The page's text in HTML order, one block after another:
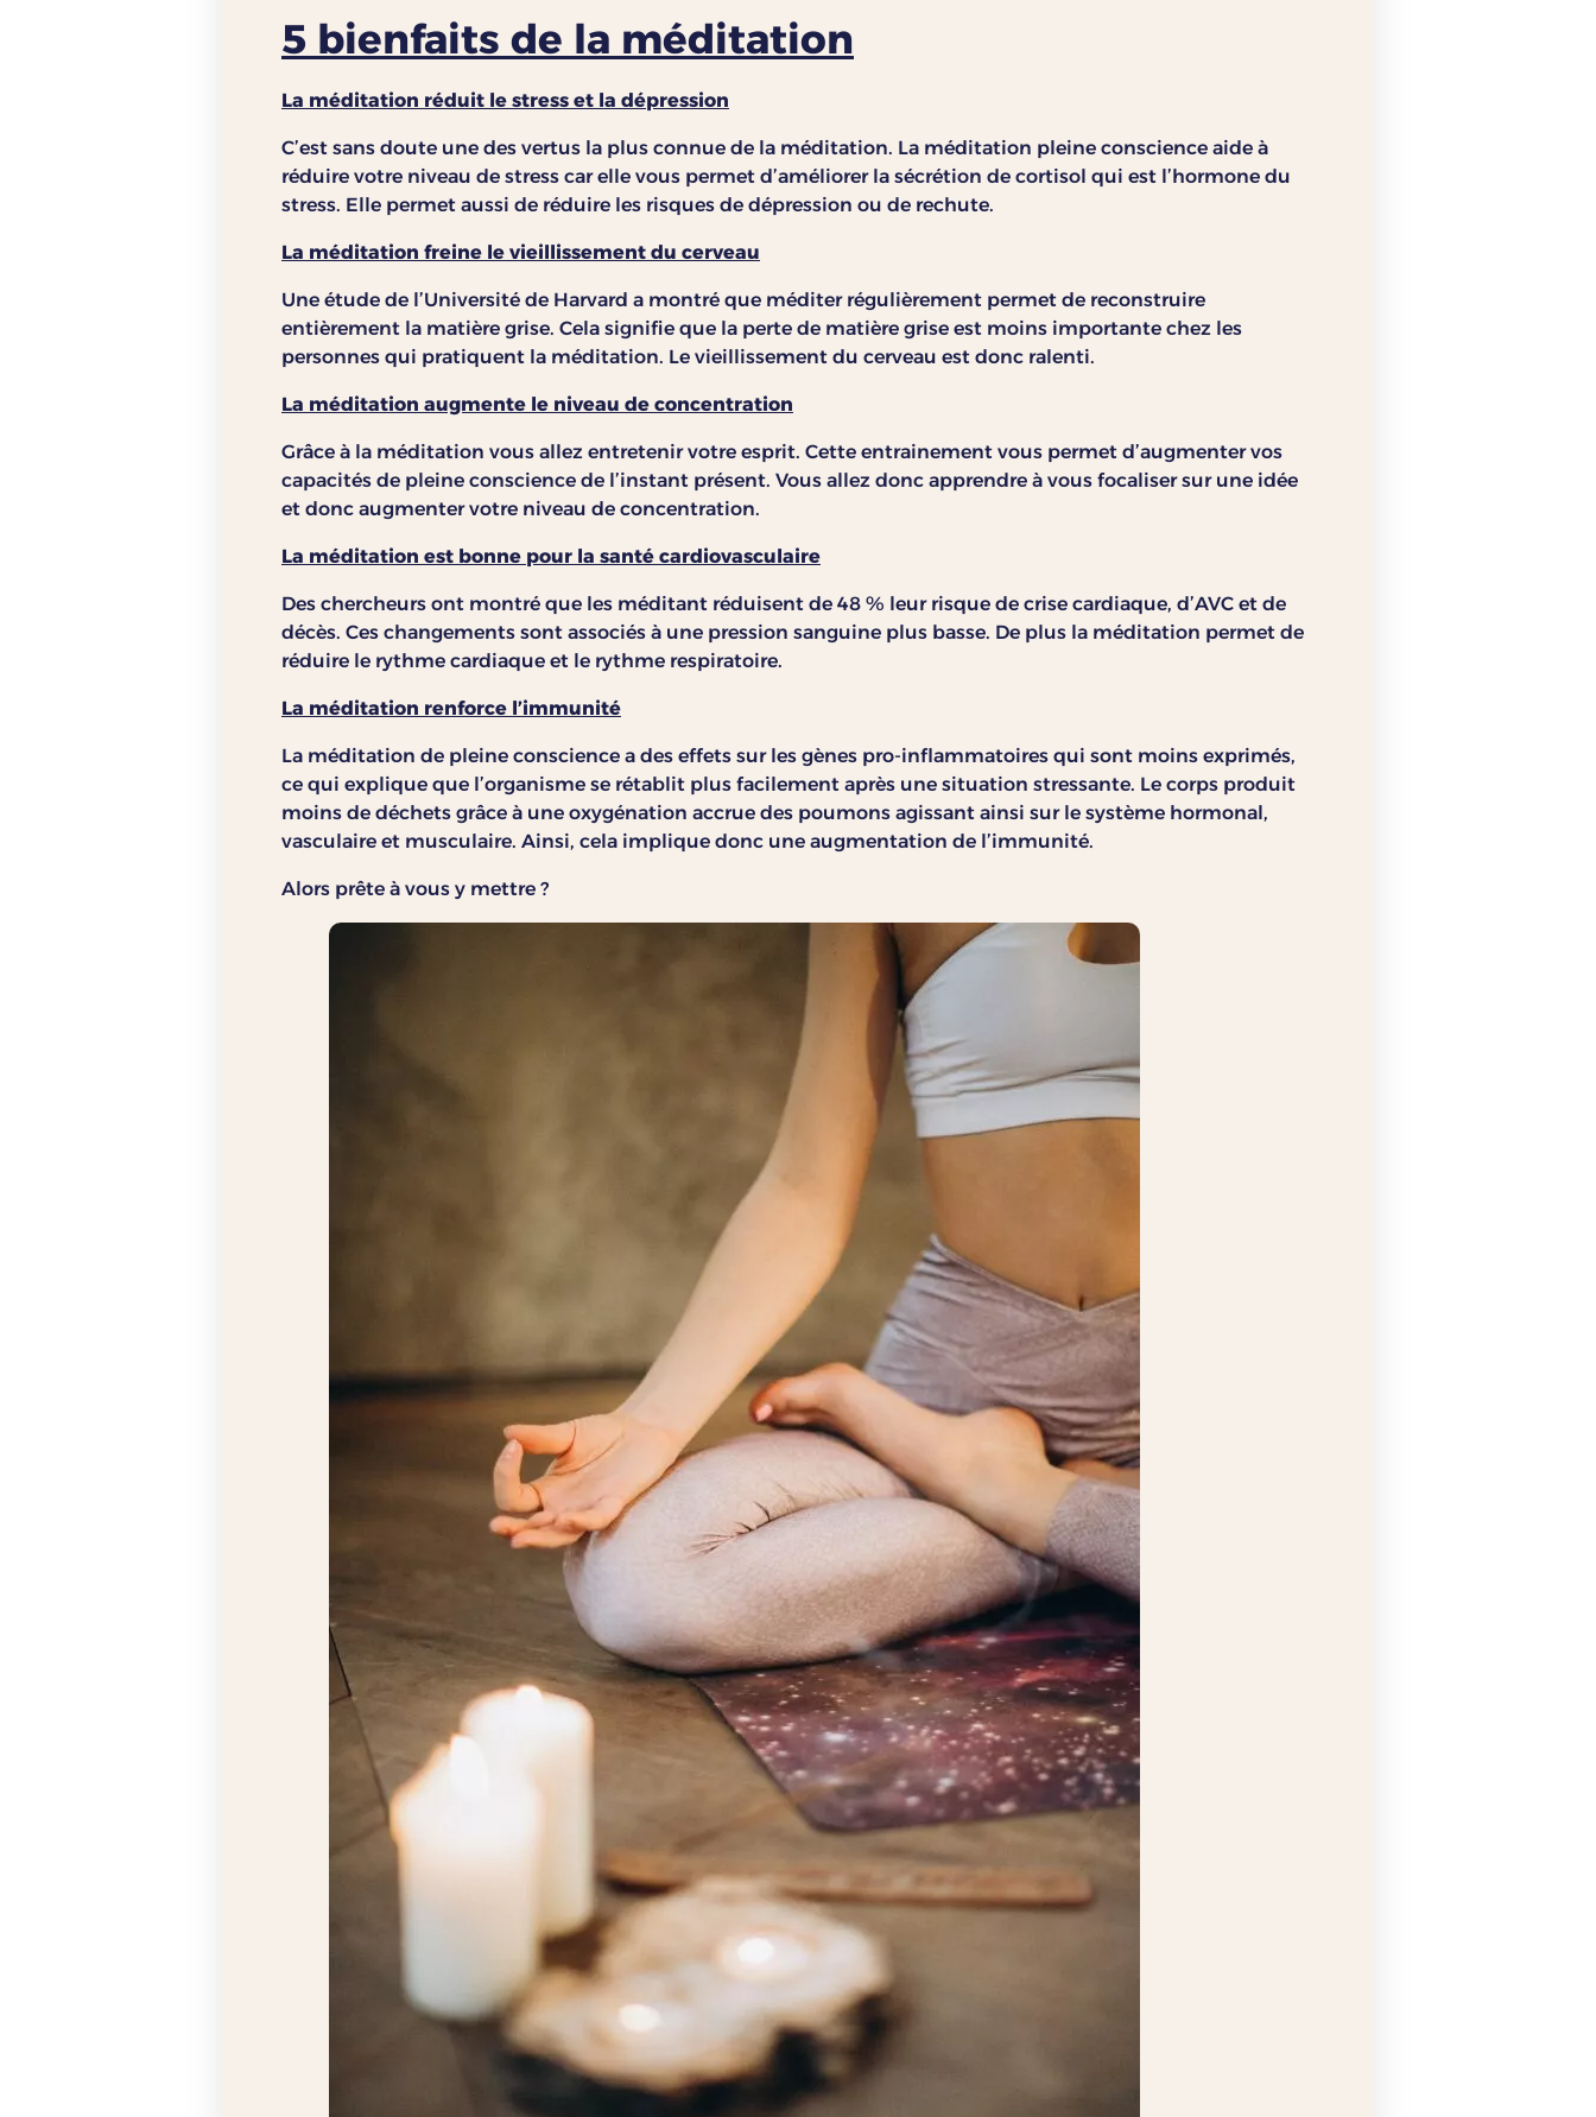
5 bienfaits de la méditation
La méditation réduit le stress et la dépression
C’est sans doute une des vertus la plus connue de la méditation. La méditation pleine conscience aide à
réduire votre niveau de stress car elle vous permet d’améliorer la sécrétion de cortisol qui est l’hormone du
stress. Elle permet aussi de réduire les risques de dépression ou de rechute.
La méditation freine le vieillissement du cerveau
Une étude de l’Université de Harvard a montré que méditer régulièrement permet de reconstruire
entièrement la matière grise. Cela signifie que la perte de matière grise est moins importante chez les
personnes qui pratiquent la méditation. Le vieillissement du cerveau est donc ralenti.
La méditation augmente le niveau de concentration
Grâce à la méditation vous allez entretenir votre esprit. Cette entrainement vous permet d’augmenter vos
capacités de pleine conscience de l’instant présent. Vous allez donc apprendre à vous focaliser sur une idée
et donc augmenter votre niveau de concentration.
La méditation est bonne pour la santé cardiovasculaire
Des chercheurs ont montré que les méditant réduisent de 48 % leur risque de crise cardiaque, d’AVC et de
décès. Ces changements sont associés à une pression sanguine plus basse. De plus la méditation permet de
réduire le rythme cardiaque et le rythme respiratoire.
La méditation renforce l’immunité
La méditation de pleine conscience a des effets sur les gènes pro-inflammatoires qui sont moins exprimés,
ce qui explique que l’organisme se rétablit plus facilement après une situation stressante. Le corps produit
moins de déchets grâce à une oxygénation accrue des poumons agissant ainsi sur le système hormonal,
vasculaire et musculaire. Ainsi, cela implique donc une augmentation de l’immunité.
Alors prête à vous y mettre ?